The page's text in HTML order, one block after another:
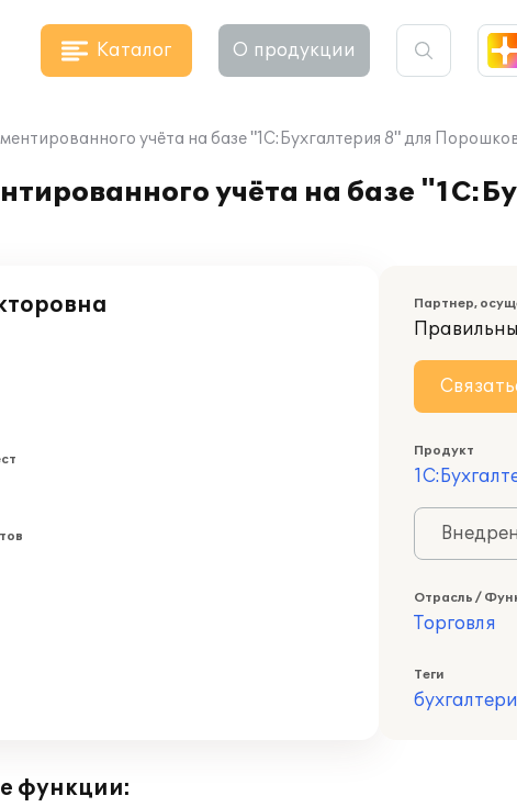
Каталог О продукции
учёта на базе "1С:Бухгалтерия 8" для
учёта на базе
Партнер,
Продукт
Отрасль /
Торговля
Теги
функции: